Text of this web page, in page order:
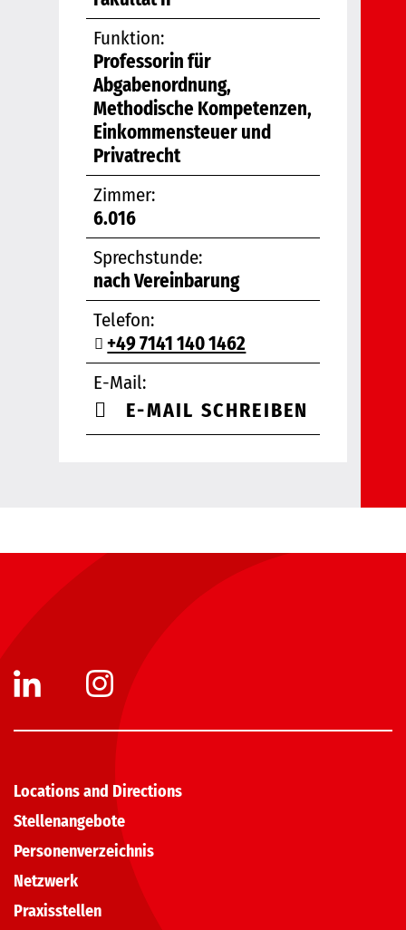
Funktion:
Professorin für
Abgabenordnung,
Methodische Kompetenzen,
Einkommensteuer und
Privatrecht
Zimmer:
6.016
Sprechstunde:
nach Vereinbarung
Telefon:
+49 7141 140 1462
E-Mail:
E-MAIL SCHREIBEN
Locations and Directions
Stellenangebote
Personenverzeichnis
Netzwerk
Praxisstellen